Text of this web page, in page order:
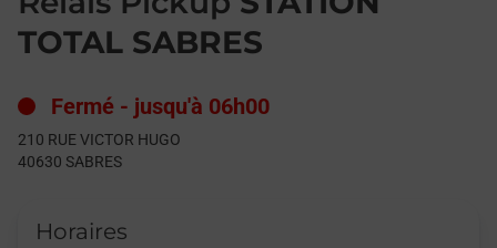
TOTAL SABRES
Fermé - jusqu'à 06h00
210 RUE VICTOR HUGO
40630 SABRES
Horaires